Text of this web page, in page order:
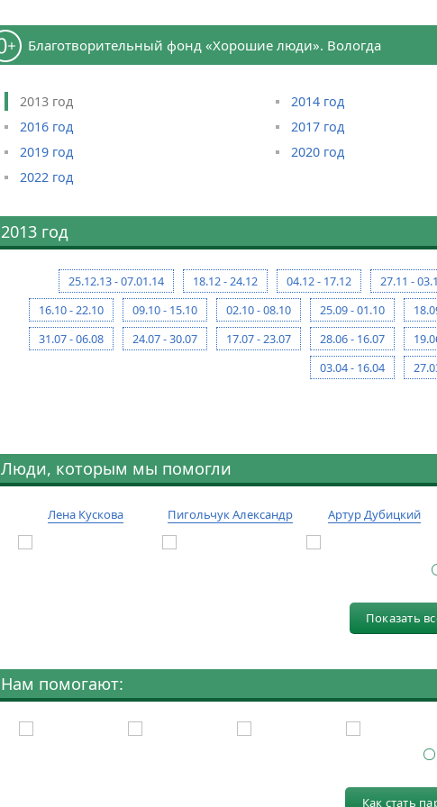
Благотворительный фонд «Хорошие люди». Вологда
2013 год 2014 год
2016 год
2017 год
2019 год
2020 год
2022 год
2013 год
25.12.13 - 07.01.14 18.12 - 24.12 04.12 - 17.12 27.11 -
16.10 - 22.10
09.10 - 15.10 02.10 - 08.10 25.09 - 01.10
31.07 - 06.08
24.07 - 30.07 17.07 - 23.07 28.06 - 16.07
03.04 - 16.04
Люди, которым мы помогли
Лена Кускова Пигольчук Александр Артур Дубицкий
Показать
Нам помогают:
Как стать